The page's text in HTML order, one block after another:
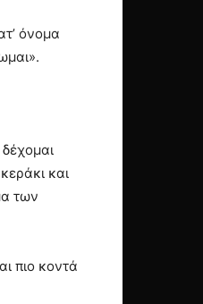
όνομα
και
των
πιο κοντά